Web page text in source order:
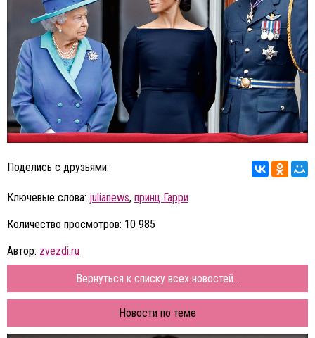
Поделись с друзьями:
Ключевые слова: julianews, принц Гарри
Количество просмотров: 10 985
Автор: zvezdi.ru
Вернуться к списку всех новостей...
Новости по теме